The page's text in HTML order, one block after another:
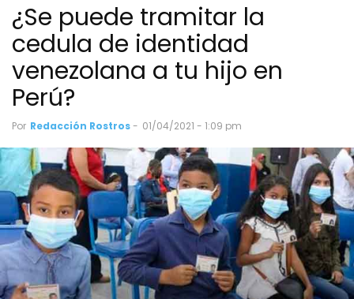
¿Se puede tramitar la
cedula de identidad
venezolana a tu hijo en
Perú?
Por Redacción Rostros- 01/04/2021 - 1:09 pm